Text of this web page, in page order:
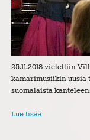
25.11.2018 vietettiin
kamarimusiikin uusia
suomalaista
Lue lisää